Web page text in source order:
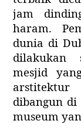
jam
haram.
dunia di
dilakukan
mesjid
arstitektur
dibangun di
museum